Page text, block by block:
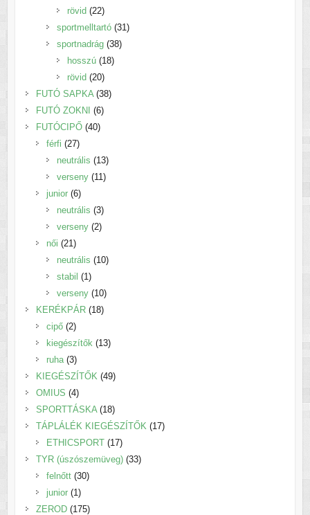
rövid 2222
termék
sportmelltartó 31 31
sportnadrág 3838
hosszú 1818
rövid 2020
termék
FUTÓ SAPKA 3838
FUTÓ ZOKNI 66
termék
FUTÓCIPŐ 4040
férfi 2727
termék
neutrális 1313
termék
verseny 11 11
junior 66
termék
neutrális 33
termék
verseny 22
női 21 21
termék
neutrális 1010
stabil 1 1
termék
verseny 1010
termék
KERÉKPÁR 1818
cipő 22
termék
kiegészítők 1313
ruha 33
termék
KIEGÉSZÍTŐK 4949
OMIUS 44
termék
SPORTTÁSKA 1818
termék
TÁPLÁLÉK KIEGÉSZÍTŐK 1717
ETHICSPORT 1717
termék
TYR (úszószemüveg) 3333
felnőtt 3030
junior 1 1
termék
ZEROD 175175